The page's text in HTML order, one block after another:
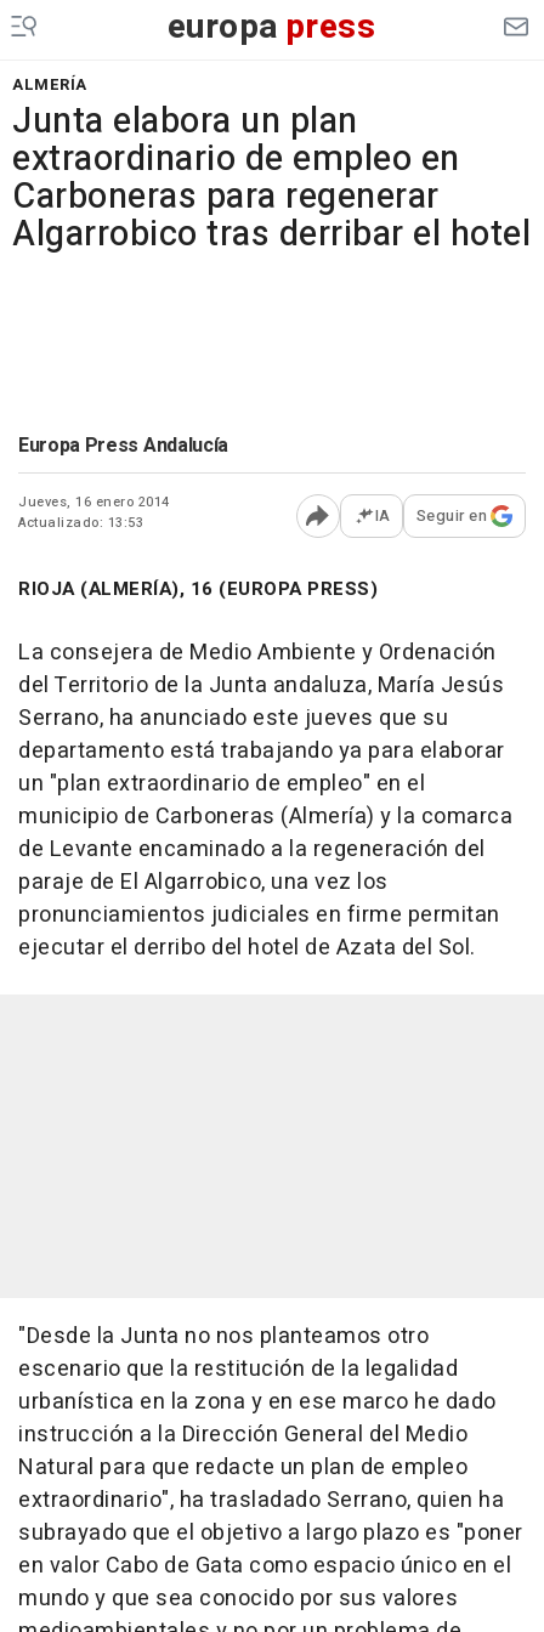
europa press
ALMERÍA
Junta elabora un plan
extraordinario de empleo en
Carboneras para regenerar
Algarrobico tras derribar el hotel
Europa Press Andalucía
Jueves, 16 enero 2014
Actualizado: 13:53
Abrir opciones para
IA Seguir en
RIOJA (ALMERÍA), 16 (EUROPA PRESS)
La consejera de Medio Ambiente y Ordenación
del Territorio de la Junta andaluza, María Jesús
Serrano, ha anunciado este jueves que su
departamento está trabajando ya para elaborar
un "plan extraordinario de empleo" en el
municipio de Carboneras (Almería) y la comarca
de Levante encaminado a la regeneración del
paraje de El Algarrobico, una vez los
pronunciamientos judiciales en firme permitan
ejecutar el derribo del hotel de Azata del Sol.
"Desde la Junta no nos planteamos otro
escenario que la restitución de la legalidad
urbanística en la zona y en ese marco he dado
instrucción a la Dirección General del Medio
Natural para que redacte un plan de empleo
extraordinario", ha trasladado Serrano, quien ha
subrayado que el objetivo a largo plazo es "poner
en valor Cabo de Gata como espacio único en el
mundo y que sea conocido por sus valores